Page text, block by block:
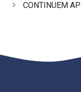
CONTINUEM